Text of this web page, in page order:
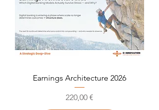
Earnings Architecture 2026
Prix
220,00 €